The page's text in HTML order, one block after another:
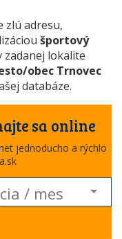
zlú adresu,
športový
zadanej lokalite
obec Trnovec
databáze.
sa online
jednoducho a rýchlo